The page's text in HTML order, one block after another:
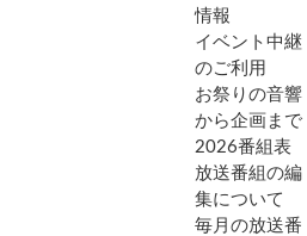
情報
イベント中継
のご利用
お祭りの音響
から企画まで
2026番組表
放送番組の編
集について
毎月の放送番